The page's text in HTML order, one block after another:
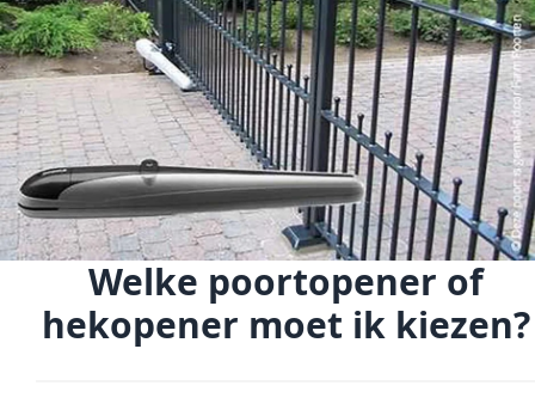
Welke poortopener of
hekopener moet ik kiezen?